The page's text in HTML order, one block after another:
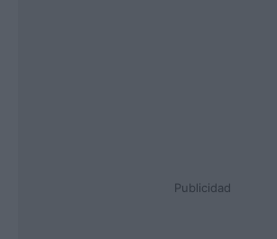
Publicidad